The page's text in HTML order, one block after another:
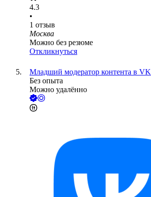
4.3
•
1 отзыв
Москва
Можно без резюме
Откликнуться
Младший модератор контента в VK
Без опыта
Можно удалённо